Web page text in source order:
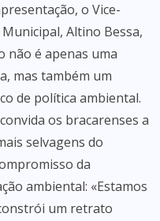
o Vice-
Altino Bessa,
não é apenas uma
mas também um
de política ambiental.
os bracarenses a
selvagens do
da
ambiental: «Estamos
um retrato